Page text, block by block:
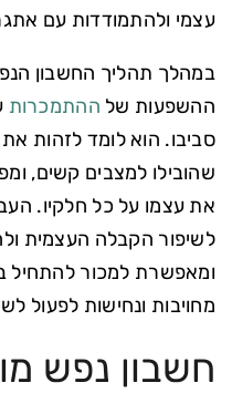
עצמי ולהתמודדות עם
במהלך תהליך החשבון
ההשפעות של ההתמכרות
סביבו. הוא לומד לזהות
שהובילו למצבים קשים,
את עצמו על כל חלקיו.
לשיפור הקבלה העצמית
ומאפשרת למכור
מחויבות ונחישות לפעול
חשבון נפש